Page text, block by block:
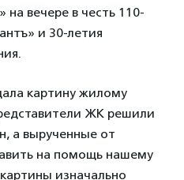
на вечере в честь 110-
и 30-летия
картину жилому
ЖК решили
а вырученные от
на помощь нашему
изначально